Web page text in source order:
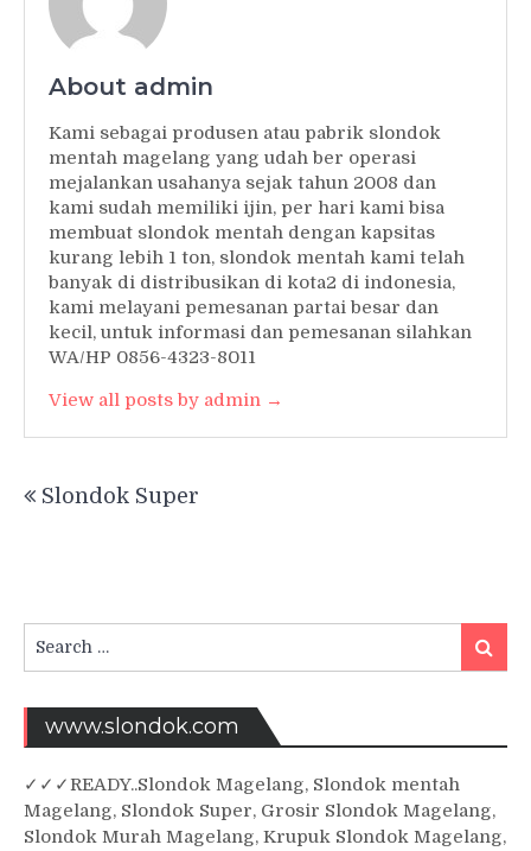
About admin
Kami sebagai produsen atau pabrik slondok
mentah magelang yang udah ber operasi
mejalankan usahanya sejak tahun 2008 dan
kami sudah memiliki ijin, per hari kami bisa
membuat slondok mentah dengan kapsitas
kurang lebih 1 ton, slondok mentah kami telah
banyak di distribusikan di kota2 di indonesia,
kami melayani pemesanan partai besar dan
kecil, untuk informasi dan pemesanan silahkan
WA/HP 0856-4323-8011
View all posts by admin →
navigation
Slondok Super
Search
for:
Search
www.slondok.com
✓ ✓✓READY..Slondok Magelang, Slondok mentah
Magelang, Slondok Super, Grosir Slondok Magelang,
Slondok Murah Magelang, Krupuk Slondok Magelang,